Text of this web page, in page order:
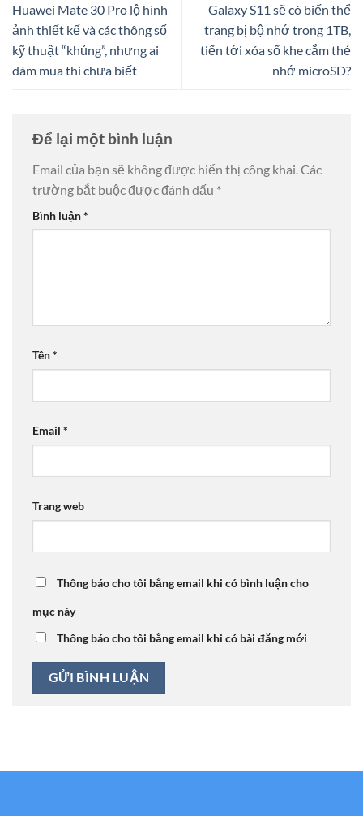
Huawei Mate 30 Pro lộ hình
ảnh thiết kế và các thông số
kỹ thuật “khủng”, nhưng ai
dám mua thì chưa biết
Galaxy S11 sẽ có biến thể
trang bị bộ nhớ trong 1TB,
tiến tới xóa sổ khe cắm thẻ
nhớ microSD?
Để lại một bình luận
Email của bạn sẽ không được hiển thị công khai. Các
trường bắt buộc được đánh dấu *
Bình luận*
Tên*
Email *
Trang web
Thông báo cho tôi bằng email khi có bình luận cho
mục này
Thông báo cho tôi bằng email khi có bài đăng mới